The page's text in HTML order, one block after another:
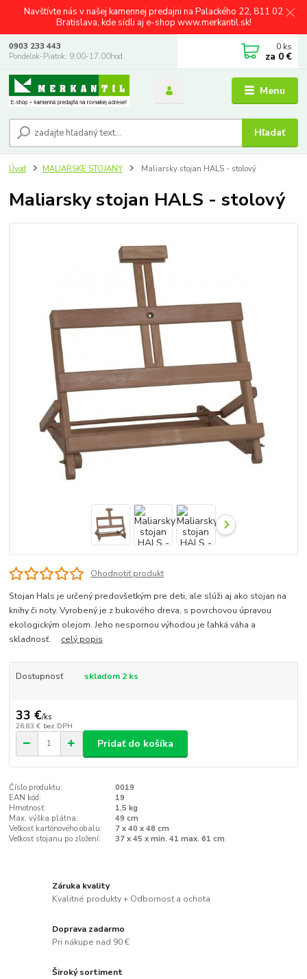
Navštívte nás v našej kamennej predajni na Palackého 22, 811 02
Bratislava, kde sídli aj e-shop www.merkantil.sk!
Menu
Hľadať
0903 233 443
Pondelok-Piatok: 9.00-17.00hod.
0 ks
za 0 €
Úvod MALIARSKE STOJANY Maliarsky stojan HALS - stolový
Maliarsky stojan HALS - stolový
Ohodnotiť produkt
Stojan Hals je určený predovšetkým pre deti, ale slúži aj ako stojan na
knihy či noty. Vyrobený je z bukového dreva, s povrchovou úpravou
ekologickým olejom. Jeho nespornou výhodou je ľahká váha a
skladnosť. celý popis
Dostupnosť skladom 2 ks
33 €/ks
26,83 € bez DPH
Pridať do košíka
Číslo produktu:
0019
EAN kód:
19
Hmotnosť:
1,5 kg
Max. výška plátna:
49 cm
Veľkosť kartónového obalu:
7 x 40 x 48 cm
Veľkosť stojanu po zložení:
37 x 45 x min. 41 max. 61 cm
Záruka kvality
Kvalitné produkty + Odbornosť a ochota
Doprava zadarmo
Pri nákupe nad 90 €
Široký sortiment